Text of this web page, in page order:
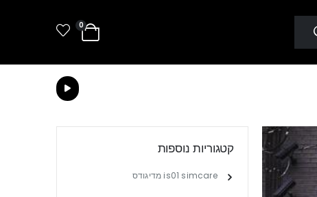
0
קטגוריות נוספות
is01 simcare מדיגודס